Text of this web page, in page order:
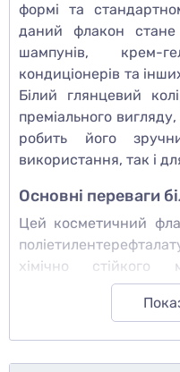
формі та
даний флакон
шампунів, крем-
кондиціонерів та
Білий глянцевий
преміального
робить його
використання, так і
Основні переваги
Цей косметичний
хімічно стійкого
використовується у
Його структура